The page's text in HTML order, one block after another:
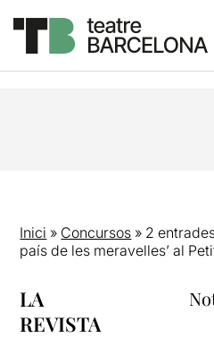
Inici » Concursos » 2
país de les meravelles’ al
LA
REVISTA